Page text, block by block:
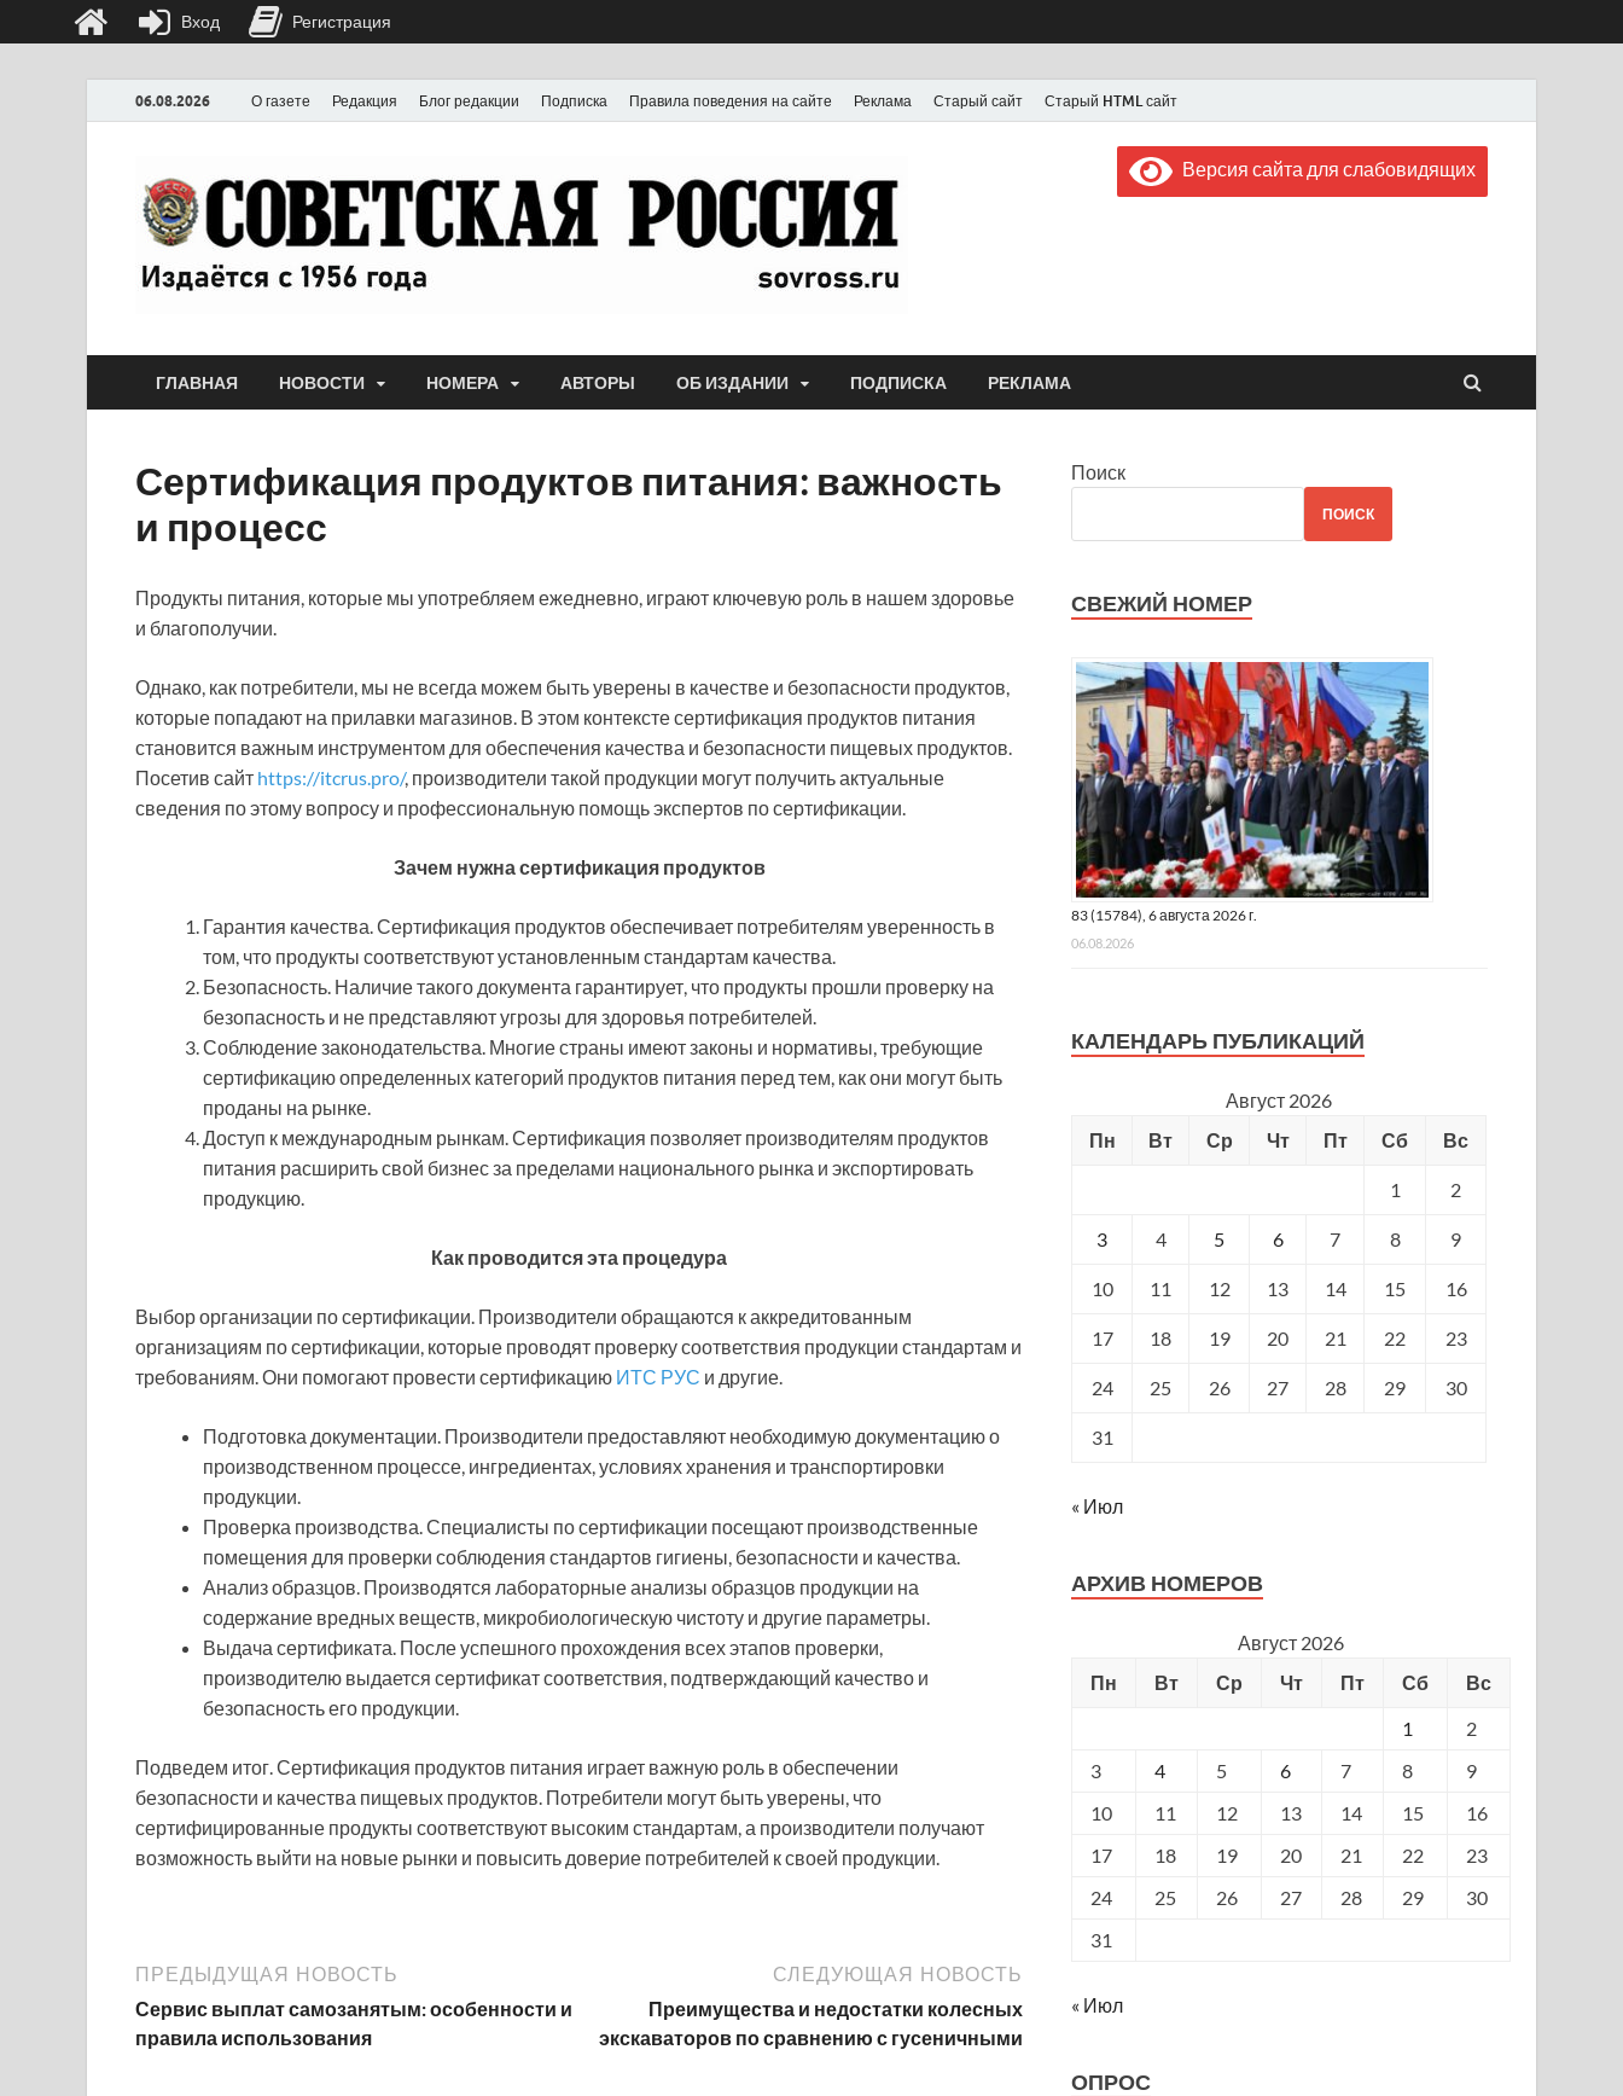
06.08.2026 О газете Редакция Блог редакции Подписка Правила поведения на сайте Реклама Старый сайт Старый HTML сайт
Газета "Советская Россия"
Выпускается с июля 1956 года
Версия сайта для слабовидящих
ГЛАВНАЯ НОВОСТИ НОМЕРА АВТОРЫ ОБ ИЗДАНИИ ПОДПИСКА РЕКЛАМА
Сертификация продуктов питания: важность
и процесс
Продукты питания, которые мы употребляем ежедневно, играют ключевую роль в нашем здоровье
и благополучии.
Однако, как потребители, мы не всегда можем быть уверены в качестве и безопасности продуктов,
которые попадают на прилавки магазинов. В этом контексте сертификация продуктов питания
становится важным инструментом для обеспечения качества и безопасности пищевых продуктов.
Посетив сайт https://itcrus.pro/, производители такой продукции могут получить актуальные
сведения по этому вопросу и профессиональную помощь экспертов по сертификации.
Зачем нужна сертификация продуктов
Гарантия качества. Сертификация продуктов обеспечивает потребителям уверенность в
том, что продукты соответствуют установленным стандартам качества.
Безопасность. Наличие такого документа гарантирует, что продукты прошли проверку на
безопасность и не представляют угрозы для здоровья потребителей.
Соблюдение законодательства. Многие страны имеют законы и нормативы, требующие
сертификацию определенных категорий продуктов питания перед тем, как они могут быть
проданы на рынке.
Доступ к международным рынкам. Сертификация позволяет производителям продуктов
питания расширить свой бизнес за пределами национального рынка и экспортировать
продукцию.
Как проводитсяэта процедура
Выбор организации по сертификации. Производители обращаются к аккредитованным
организациям по сертификации, которые проводят проверку соответствия продукции стандартам и
требованиям. Они помогают провести сертификацию ИТС РУС и другие.
Подготовка документации. Производители предоставляют необходимую документацию о
производственном процессе, ингредиентах, условиях хранения и транспортировки
продукции.
Проверка производства. Специалисты по сертификации посещают производственные
помещения для проверки соблюдения стандартов гигиены, безопасности и качества.
Анализ образцов. Производятся лабораторные анализы образцов продукции на
содержание вредных веществ, микробиологическую чистоту и другие параметры.
Выдача сертификата. После успешного прохождения всех этапов проверки,
производителю выдается сертификат соответствия, подтверждающий качество и
безопасность его продукции.
Подведем итог. Сертификация продуктов питания играет важную роль в обеспечении
безопасности и качества пищевых продуктов. Потребители могут быть уверены, что
сертифицированные продукты соответствуют высоким стандартам, а производители получают
возможность выйти на новые рынки и повысить доверие потребителей к своей продукции.
ПРЕДЫДУЩАЯ НОВОСТЬ
Сервис выплат самозанятым: особенности и
правила использования
СЛЕДУЮЩАЯ НОВОСТЬ
Преимущества и недостатки колесных
экскаваторов по сравнению с гусеничными
Поиск
ПОИСК
СВЕЖИЙ НОМЕР
83 (15784), 6 августа 2026 г.
06.08.2026
КАЛЕНДАРЬ ПУБЛИКАЦИЙ
Август 2026
Пн
Вт Ср Чт Пт Сб Вс
1 2
3 4 5 6 7 8 9
10 11 12 13 14 15 16
17 18 19 20 21 22 23
24 25 26 27 28 29 30
31
« Июл
АРХИВ НОМЕРОВ
Август 2026
Пн
Вт Ср Чт Пт Сб
Вс
1
2
3
4 5 6 7 8
9
10
11 12 13 14 15
16
17
18 19 20 21 22
23
24
25 26 27 28 29
30
31
« Июл
ОПРОС
Вход Регистрация